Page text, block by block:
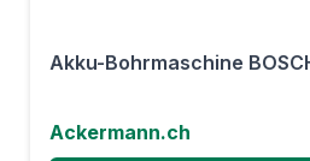
Akku-Bohrmaschine
Ackermann.ch